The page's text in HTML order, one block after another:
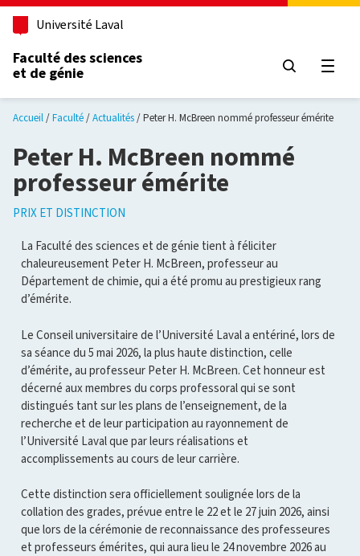
Aller au contenu principal
Université Laval
Faculté des sciences
et de génie
Accueil Faculté Actualités Peter H. McBreen nommé professeur émérite
Peter H. McBreen nommé
professeur émérite
PRIX ET DISTINCTION
La Faculté des sciences et de génie tient à féliciter
chaleureusement Peter H. McBreen, professeur au
Département de chimie, qui a été promu au prestigieux rang
d’émérite.
Le Conseil universitaire de l’Université Laval a entériné, lors de
sa séance du 5 mai 2026, la plus haute distinction, celle
d’émérite, au professeur Peter H. McBreen. Cet honneur est
décerné aux membres du corps professoral qui se sont
distingués tant sur les plans de l’enseignement, de la
recherche et de leur participation au rayonnement de
l’Université Laval que par leurs réalisations et
accomplissements au cours de leur carrière.
Cette distinction sera officiellement soulignée lors de la
collation des grades, prévue entre le 22 et le 27 juin 2026, ainsi
que lors de la cérémonie de reconnaissance des professeures
et professeurs émérites, qui aura lieu le 24 novembre 2026 au